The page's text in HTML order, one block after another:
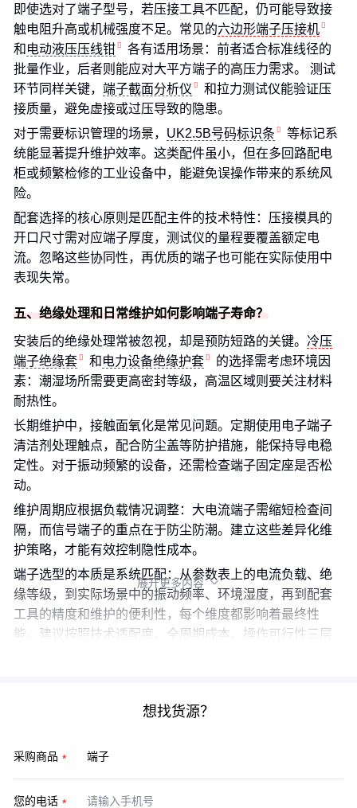
即使选对了端子型号，若压接工具不匹配，仍可能导致接
触电阻升高或机械强度不足。常见的六边形端子压接机
和 电动液压压线钳
各有适用场景：前者适合标准线径的
批量作业，后者则能应对大平方端子的高压力需求。 测试
环节同样关键， 端子截面分析仪
和拉力测试仪能验证压
接质量，避免虚接或过压导致的隐患。
对于需要标识管理的场景， UK2.5B号码标识条
等标记系
统能显著提升维护效率。这类配件虽小，但在多回路配电
柜或频繁检修的工业设备中，能避免误操作带来的系统风
险。
配套选择的核心原则是匹配主件的技术特性：压接模具的
开口尺寸需对应端子厚度，测试仪的量程要覆盖额定电
流。忽略这些协同性，再优质的端子也可能在实际使用中
表现失常。
五、绝缘处理和日常维护如何影响端子寿命？
安装后的绝缘处理常被忽视，却是预防短路的关键。 冷压
端子绝缘套
和 电力设备绝缘护套
的选择需考虑环境因
素：潮湿场所需要更高密封等级，高温区域则要关注材料
耐热性。
长期维护中，接触面氧化是常见问题。定期使用电子端子
清洁剂处理触点，配合防尘盖等防护措施，能保持导电稳
定性。对于振动频繁的设备，还需检查端子固定座是否松
动。
维护周期应根据负载情况调整：大电流端子需缩短检查间
隔，而信号端子的重点在于防尘防潮。建立这些差异化维
护策略，才能有效控制隐性成本。
端子选型的本质是系统匹配：从参数表上的电流负载、绝
缘等级，到实际场景中的振动频率、环境湿度，再到配套
工具的精度和维护的便利性，每个维度都影响着最终性
能。建议按照技术适配度、全周期成本、操作可行性三层
展开更多内容 
想找货源？
采购商品
您的电话